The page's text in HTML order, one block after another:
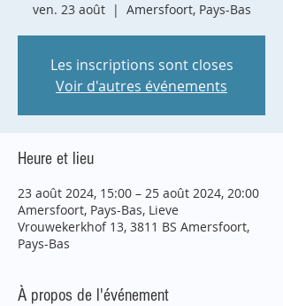
ven. 23 août
  |
Amersfoort, Pays-Bas
Les inscriptions sont closes
Voir d'autres événements
Heure et lieu
23 août 2024, 15:00 – 25 août 2024, 20:00
Amersfoort, Pays-Bas, Lieve
Vrouwekerkhof 13, 3811 BS Amersfoort,
Pays-Bas
À propos de l'événement